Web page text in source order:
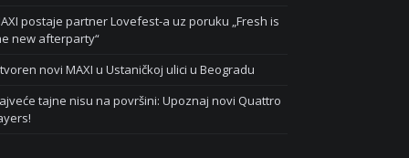
postaje partner Lovefest-a uz poruku „Fresh is
new afterparty“
novi MAXI u Ustaničkoj ulici u Beogradu
tajne nisu na površini: Upoznaj novi Quattro